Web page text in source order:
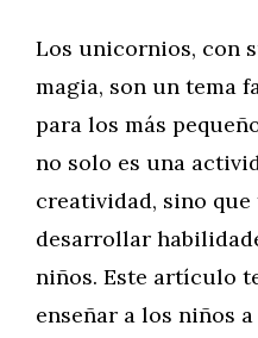
Los unicornios, con
magia, son un tema
para los más
no solo es una
creatividad, sino que
desarrollar
niños. Este artículo
enseñar a los niños